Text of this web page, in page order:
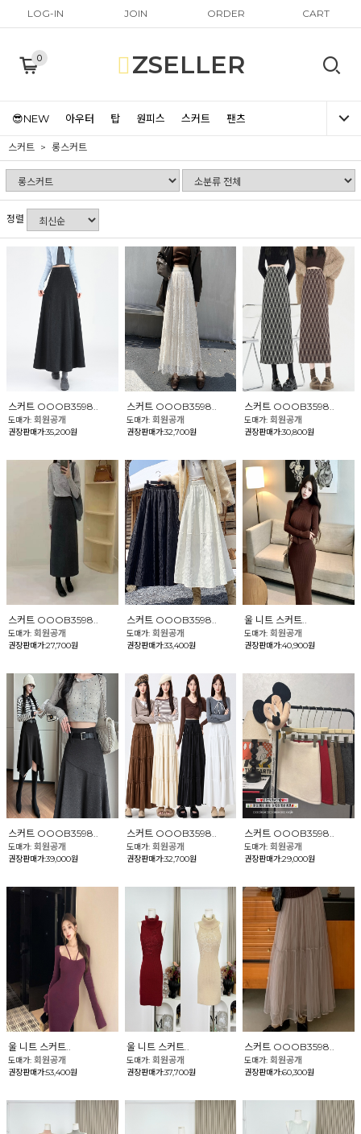
LOG-IN JOIN ORDER CART
0 ZSELLER
😎NEW 아우터 탑 원피스 스커트 팬츠
스커트 롱스커트
정렬
스커트 OOOB3598..
도매가: 회원공개
권장판매가:35,200원
스커트 OOOB3598..
도매가: 회원공개
권장판매가:32,700원
스커트 OOOB3598..
도매가:회원공개
권장판매가:30,800원
스커트 OOOB3598..
도매가: 회원공개
권장판매가:27,700원
스커트 OOOB3598..
도매가: 회원공개
권장판매가:33,400원
울 니트 스커트..
도매가:회원공개
권장판매가:40,900원
스커트 OOOB3598..
도매가: 회원공개
권장판매가:39,000원
스커트 OOOB3598..
도매가: 회원공개
권장판매가:32,700원
스커트 OOOB3598..
도매가:회원공개
권장판매가:29,000원
울 니트 스커트..
도매가: 회원공개
권장판매가:53,400원
울 니트 스커트..
도매가: 회원공개
권장판매가:37,700원
스커트 OOOB3598..
도매가:회원공개
권장판매가:60,300원